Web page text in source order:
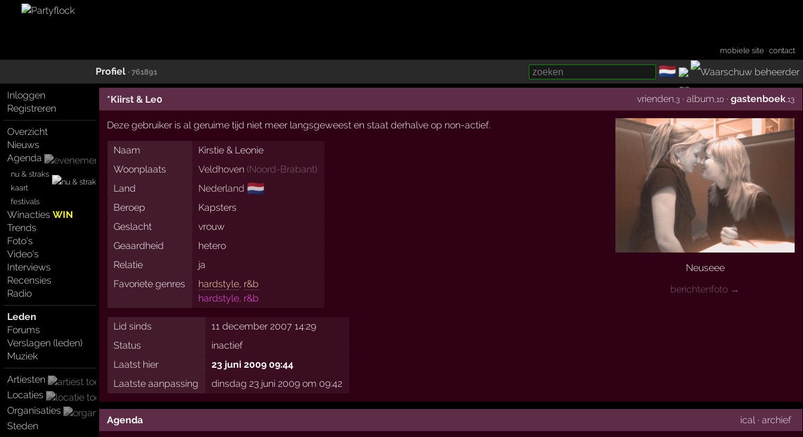
mobiele site ·contact
Profiel · 761891 🇳🇱
Inloggen
Registreren
Overzicht
Nieuws
Agenda
nu & straks
kaart
festivals
WinactiesWIN
Trends
Foto's
Video's
Interviews
Recensies
Radio
Leden
Forums
Verslagen (leden)
Muziek
Artiesten
Locaties
Organisaties
Steden
*Kiirst & Le0 vrienden ,3 ·album ,10 ·gastenboek,13
Neuseee
berichtenfoto →
Deze gebruiker is al geruime tijd niet meer langsgeweest en staat derhalve op non-actief.
Naam
Kirstie & Leonie
Woonplaats
Veldhoven (Noord-Brabant)
Land
Nederland 🇳🇱
Beroep
Kapsters
Geslacht
vrouw
Geaardheid
hetero
Relatie
ja
Favoriete genres
hardstyle, r&b
hardstyle, r&b
Lid sinds
11 december 2007 14:29
Status
inactief
Laatst hier
23 juni 2009 09:44
Laatste aanpassing
dinsdag 23 juni 2009 om 09:42
Agenda ical · archief